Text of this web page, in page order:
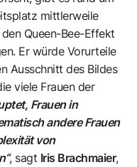
mittlerweile
Queen-Bee-Effekt
Er würde Vorurteile
Ausschnitt des Bildes
viele Frauen der
Frauen in
andere Frauen
von
, sagt Iris Brachmaier,